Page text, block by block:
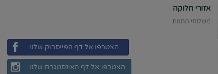
אזורי חלוקה
משלוחי החנות
הצטרפו אל דף הפייסבוק שלנו
הצטרפו אל דף האינסטגרם שלנו